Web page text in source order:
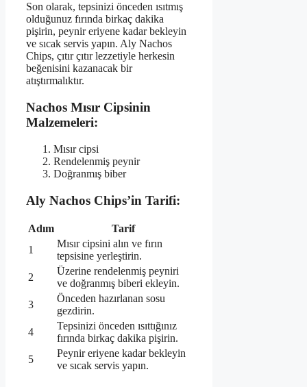
Son olarak, tepsinizi önceden ısıtmış
olduğunuz fırında birkaç dakika
pişirin, peynir eriyene kadar bekleyin
ve sıcak servis yapın. Aly Nachos
Chips, çıtır çıtır lezzetiyle herkesin
beğenisini kazanacak bir
atıştırmalıktır.
Nachos Mısır Cipsinin
Malzemeleri:
Mısır cipsi
Rendelenmiş peynir
Doğranmış biber
Aly Nachos Chips’in Tarifi:
Adım
Tarif
1
Mısır cipsini alın ve fırın
tepsisine yerleştirin.
2
Üzerine rendelenmiş peyniri
ve doğranmış biberi ekleyin.
3
Önceden hazırlanan sosu
gezdirin.
4
Tepsinizi önceden ısıttığınız
fırında birkaç dakika pişirin.
5
Peynir eriyene kadar bekleyin
ve sıcak servis yapın.